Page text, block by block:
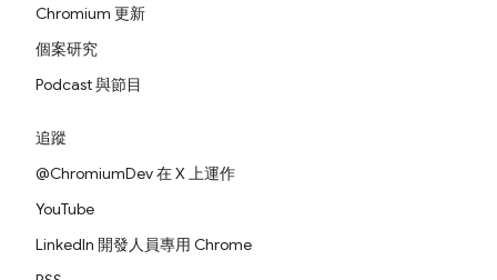
Chromium 更新
個案研究
Podcast 與節目
追蹤
@ChromiumDev 在 X 上運作
YouTube
LinkedIn 開發人員專用 Chrome